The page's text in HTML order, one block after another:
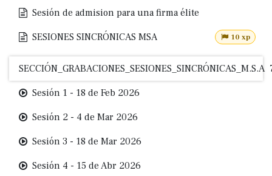
Sesión de admision para una firma élite
SESIONES SINCRÓNICAS MSA
10 xp
SECCIÓN_GRABACIONES_SESIONES_SINCRÓNICAS_M.S.A
Sesión 1 - 18 de Feb 2026
Sesión 2 - 4 de Mar 2026
Sesión 3 - 18 de Mar 2026
Sesión 4 - 15 de Abr 2026